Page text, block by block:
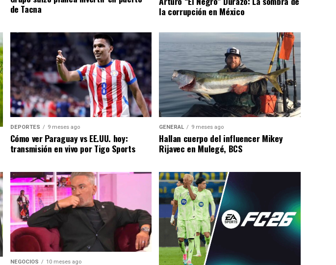
de Tacna
la corrupción en México
DEPORTES 9 meses ago
Cómo ver Paraguay vs EE.UU. hoy:
transmisión en vivo por Tigo Sports
GENERAL 9 meses ago
Hallan cuerpo del influencer Mikey
Rijavec en Mulegé, BCS
NEGOCIOS 10 meses ago